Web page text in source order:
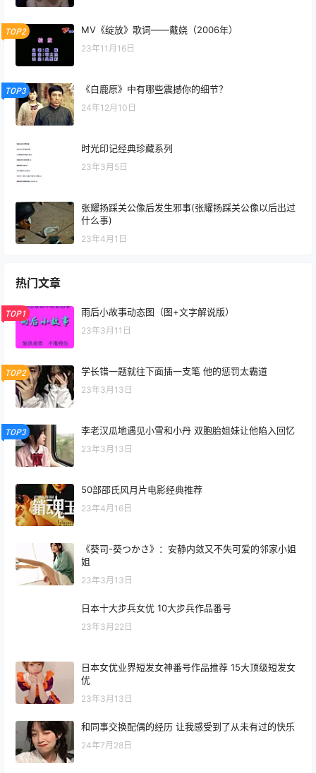
TOP2 MV《绽放》歌词——戴娆（2006年）
23年11月16日
TOP3 《白鹿原》中有哪些震撼你的细节？
24年12月10日
时光印记经典珍藏系列
23年3月5日
张耀扬踩关公像后发生邪事(张耀扬踩关公像以后出过
什么事)
23年4月1日
热门文章
TOP1 雨后小故事动态图（图+文字解说版）
23年3月11日
TOP2 学长错一题就往下面插一支笔 他的惩罚太霸道
23年3月13日
TOP3 李老汉瓜地遇见小雪和小丹 双胞胎姐妹让他陷入回忆
23年3月13日
50部邵氏风月片电影经典推荐
23年4月16日
《葵司-葵つかさ》：安静内敛又不失可爱的邻家小姐
姐
23年3月13日
日本十大步兵女优 10大步兵作品番号
23年3月22日
日本女优业界短发女神番号作品推荐 15大顶级短发女
优
23年3月13日
和同事交换配偶的经历 让我感受到了从未有过的快乐
24年7月28日